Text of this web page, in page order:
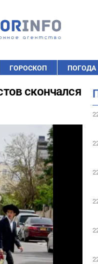
ГОРОСКОП ПОГОДА
скончался